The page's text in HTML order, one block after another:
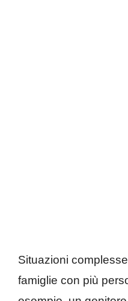
Situazioni
famiglie con più